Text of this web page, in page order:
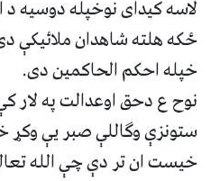
لاسه کیدای نوخپله دوسیه
ځکه هلته شاهدان ملائیکې
خپله احکم الحاکمین دی.
نوح ع دحق اوعدالت په لار
ستونزې وګاللې صبر یې وکړ
خیست ان تر دې چې الله